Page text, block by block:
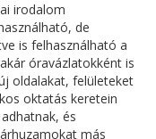
irodalom
de
is felhasználható a
óravázlatokként is
oldalakat, felületeket
oktatás keretein
és
más